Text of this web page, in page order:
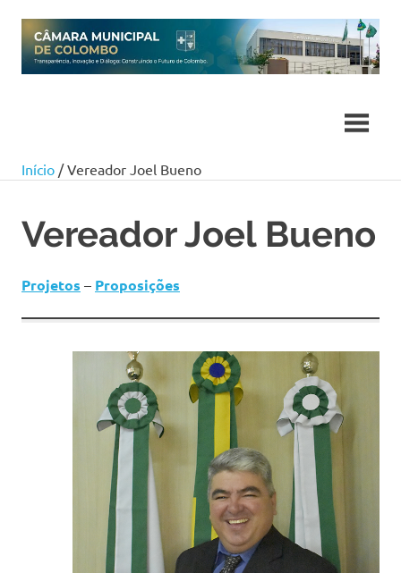
content
Início / Vereador Joel Bueno
Vereador Joel Bueno
Projetos – Proposições